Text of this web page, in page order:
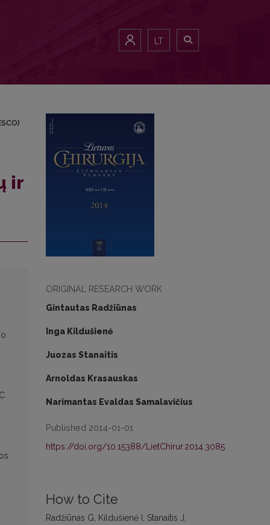
LT
ORIGINAL RESEARCH WORK
Gintautas Radžiūnas
Inga Kildušienė
Juozas Stanaitis
Arnoldas Krasauskas
Narimantas Evaldas Samalavičius
Published 2014-01-01
https://doi.org/10.15388/LietChirur.2014.3085
How to Cite
Radžiūnas G, Kildušienė I, Stanaitis J,
ir